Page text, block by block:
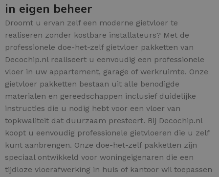
in eigen beheer
Droomt u ervan zelf een moderne gietvloer te
realiseren zonder kostbare installateurs? Met de
professionele doe-het-zelf gietvloer pakketten van
Decochip.nl realiseert u eenvoudig een professionele
vloer in uw appartement, garage of werkruimte. Onze
gietvloer pakketten bestaan uit alle benodigde
materialen en gereedschappen inclusief duidelijke
instructies die u nodig hebt voor een vloer van
topkwaliteit dat duurzaam presteert. Bij Decochip.nl
koopt u eenvoudig professionele gietvloeren die u zelf
kunt aanbrengen. Onze doe-het-zelf pakketten zijn
speciaal ontwikkeld voor woningeigenaren die een
tijdloze vloerafwerking in huis of kantoor wil toepassen